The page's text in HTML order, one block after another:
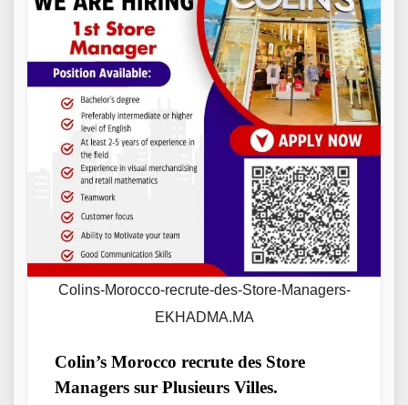
Colins-Morocco-recrute-des-Store-Managers-
EKHADMA.MA
Colin’s Morocco recrute des Store
Managers sur Plusieurs Villes.